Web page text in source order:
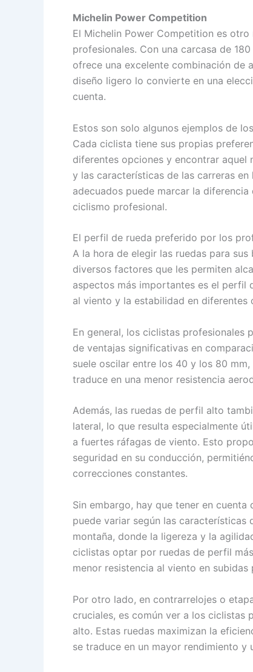
Michelin Power Competition
El Michelin Power Competition es
profesionales. Con una carcasa de
ofrece una excelente combinación de
diseño ligero lo convierte en una
cuenta.
Estos son solo algunos ejemplos de
Cada ciclista tiene sus propias
diferentes opciones y encontrar aquel
y las características de las carreras
adecuados puede marcar la
ciclismo profesional.
El perfil de rueda preferido por los
A la hora de elegir las ruedas para
diversos factores que les permiten
aspectos más importantes es el perfil
al viento y la estabilidad en diferentes
En general, los ciclistas profesionales
de ventajas significativas en
suele oscilar entre los 40 y los 80
traduce en una menor resistencia
Además, las ruedas de perfil alto
lateral, lo que resulta especialmente
a fuertes ráfagas de viento. Esto
seguridad en su conducción,
correcciones constantes.
Sin embargo, hay que tener en
puede variar según las características
montaña, donde la ligereza y la
ciclistas optar por ruedas de perfil
menor resistencia al viento en subidas
Por otro lado, en contrarrelojes o
cruciales, es común ver a los ciclistas
alto. Estas ruedas maximizan la
se traduce en un mayor rendimiento y